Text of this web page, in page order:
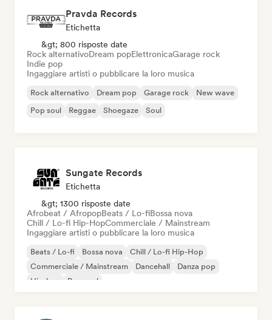
Pravda Records
Etichetta
&gt; 800 risposte date
Rock alternativoDream popElettronicaGarage rock
Indie pop
Ingaggiare artisti o pubblicare la loro musica
Rock alternativo Dream pop Garage rock
New wave
Pop soul
Reggae Shoegaze Soul
Sungate Records
Etichetta
&gt; 1300 risposte date
Afrobeat / AfropopBeats / Lo-fiBossa nova
Chill / Lo-fi Hip-HopCommerciale / Mainstream
Ingaggiare artisti o pubblicare la loro musica
Beats / Lo-fi Bossa nova
Chill / Lo-fi Hip-Hop
Commerciale / Mainstream
Dancehall
Danza pop
Hip-hop
Pop soul